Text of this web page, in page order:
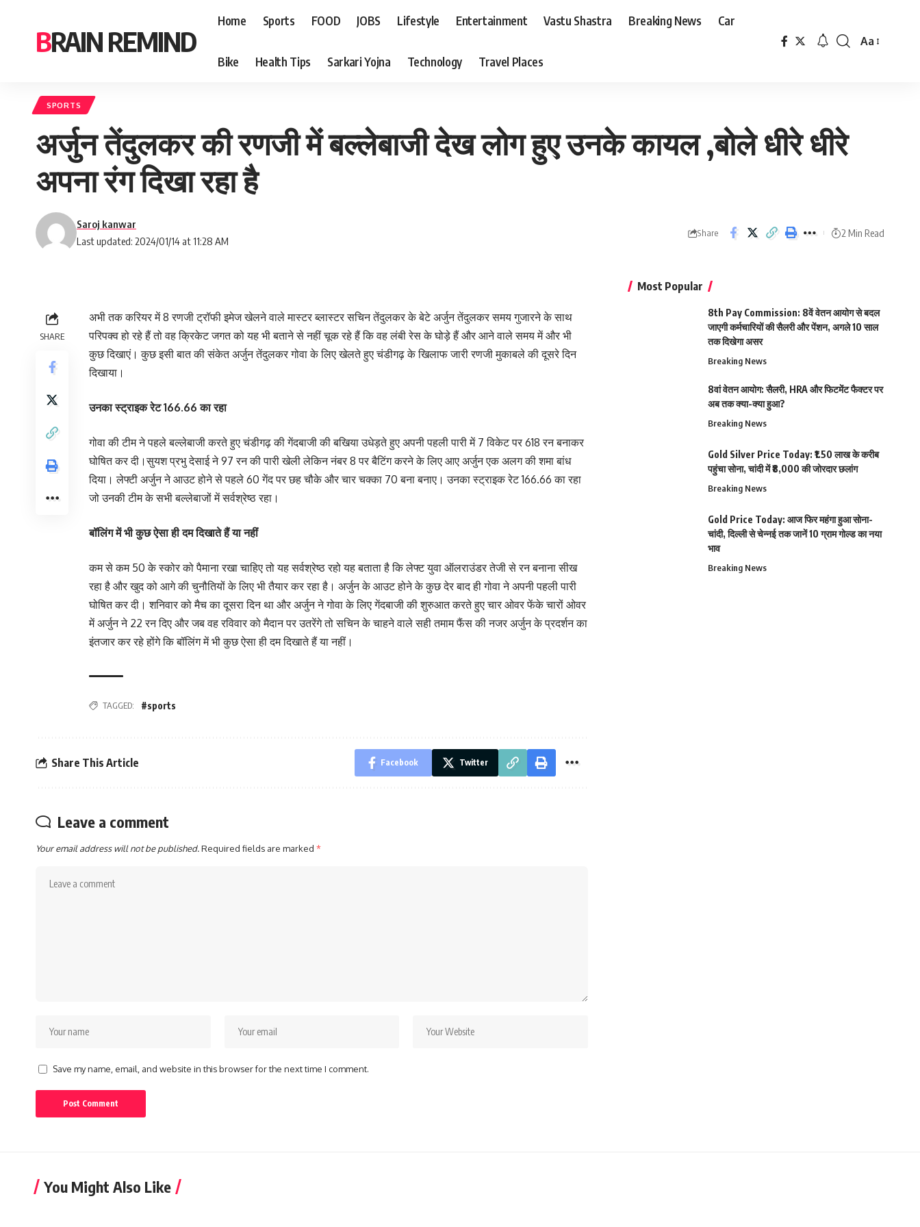
BRAIN REMIND
Home Sports FOOD JOBS Lifestyle Entertainment Vastu Shastra Breaking News Car
Bike Health Tips Sarkari Yojna Technology Travel Places
Font
Aa
SPORTS
अर्जुन तेंदुलकर की रणजी में बल्लेबाजी देख लोग हुए उनके कायल ,बोले धीरे धीरे
अपना रंग दिखा रहा है
Last updated: 2024/01/14 at 11:28 AM
Saroj kanwar
Share 2 Min Read
SHARE
अभी तक करियर में 8 रणजी ट्रॉफी इमेज खेलने वाले मास्टर ब्लास्टर सचिन तेंदुलकर के बेटे अर्जुन तेंदुलकर समय गुजारने के साथ
परिपक्व हो रहे हैं तो वह क्रिकेट जगत को यह भी बताने से नहीं चूक रहे हैं कि वह लंबी रेस के घोड़े हैं और आने वाले समय में और भी
कुछ दिखाएं। कुछ इसी बात की संकेत अर्जुन तेंदुलकर गोवा के लिए खेलते हुए चंडीगढ़ के खिलाफ जारी रणजी मुकाबले की दूसरे दिन
दिखाया।
उनका स्ट्राइक रेट 166.66 का रहा
गोवा की टीम ने पहले बल्लेबाजी करते हुए चंडीगढ़ की गेंदबाजी की बखिया उधेड़ते हुए अपनी पहली पारी में 7 विकेट पर 618 रन बनाकर
घोषित कर दी।सुयश प्रभु देसाई ने 97 रन की पारी खेली लेकिन नंबर 8 पर बैटिंग करने के लिए आए अर्जुन एक अलग की शमा बांध
दिया। लेफ्टी अर्जुन ने आउट होने से पहले 60 गेंद पर छह चौके और चार चक्का 70 बना बनाए। उनका स्ट्राइक रेट 166.66 का रहा
जो उनकी टीम के सभी बल्लेबाजों में सर्वश्रेष्ठ रहा।
बॉलिंग में भी कुछ ऐसा ही दम दिखाते हैं या नहीं
कम से कम 50 के स्कोर को पैमाना रखा चाहिए तो यह सर्वश्रेष्ठ रहो यह बताता है कि लेफ्ट युवा ऑलराउंडर तेजी से रन बनाना सीख
रहा है और खुद को आगे की चुनौतियों के लिए भी तैयार कर रहा है। अर्जुन के आउट होने के कुछ देर बाद ही गोवा ने अपनी पहली पारी
घोषित कर दी। शनिवार को मैच का दूसरा दिन था और अर्जुन ने गोवा के लिए गेंदबाजी की शुरुआत करते हुए चार ओवर फेंके चारों ओवर
में अर्जुन ने 22 रन दिए और जब वह रविवार को मैदान पर उतरेंगे तो सचिन के चाहने वाले सही तमाम फैंस की नजर अर्जुन के प्रदर्शन का
इंतजार कर रहे होंगे कि बॉलिंग में भी कुछ ऐसा ही दम दिखाते हैं या नहीं।
TAGGED: #sports
Share This Article Facebook Twitter
Leave a comment
Your email address will not be published.Required fields are marked *
Save my name, email, and website in this browser for the next time I comment.
Most Popular
8th Pay Commission: 8वें वेतन आयोग से बदल
जाएगी कर्मचारियों की सैलरी और पेंशन, अगले 10 साल
तक दिखेगा असर
Breaking News
8वां वेतन आयोग: सैलरी, HRA और फिटमेंट फैक्टर पर
अब तक क्या-क्या हुआ?
Breaking News
Gold Silver Price Today: ₹1.50 लाख के करीब
पहुंचा सोना, चांदी में ₹8,000 की जोरदार छलांग
Breaking News
Gold Price Today: आज फिर महंगा हुआ सोना-
चांदी, दिल्ली से चेन्नई तक जानें 10 ग्राम गोल्ड का नया
भाव
Breaking News
You Might Also Like